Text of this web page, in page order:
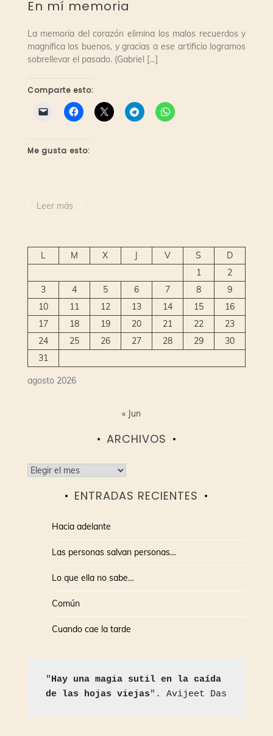
En mí memoria
La memoria del corazón elimina los malos recuerdos y
magnifica los buenos, y gracias a ese artificio logramos
sobrellevar el pasado. (Gabriel […]
Comparte esto:
Me gusta esto:
Leer más
agosto 2026
L M X J V S
D
1
2
3
4 5 6 7 8
9
10
11 12 13 14 15
16
17
18 19 20 21 22
23
24
25 26 27 28 29
30
31
« Jun
ARCHIVOS
Archivos
ENTRADAS RECIENTES
Hacia adelante
Las personas salvan personas…
Lo que ella no sabe…
Común
Cuando cae la tarde
"Hay una magia sutil en la caída
de las hojas viejas". Avijeet Das